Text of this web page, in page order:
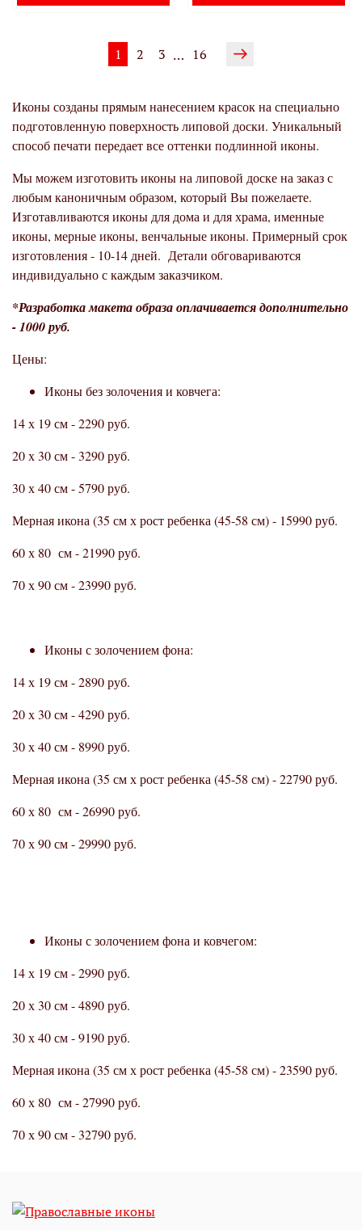
1 2 3 … 16
Иконы созданы прямым нанесением красок на специально
подготовленную поверхность липовой доски. Уникальный
способ печати передает все оттенки подлинной иконы.
Мы можем изготовить иконы на липовой доске на заказ с
любым каноничным образом, который Вы пожелаете.
Изготавливаются иконы для дома и для храма, именные
иконы, мерные иконы, венчальные иконы. Примерный срок
изготовления - 10-14 дней. Детали обговариваются
индивидуально с каждым заказчиком.
*Разработка макета образа оплачивается дополнительно
- 1000 руб.
Цены:
Иконы без золочения и ковчега:
14 х 19 см - 2290 руб.
20 х 30 см - 3290 руб.
30 х 40 см - 5790 руб.
Мерная икона (35 см х рост ребенка (45-58 см) - 15990 руб.
60 х 80 см - 21990 руб.
70 х 90 см - 23990 руб.
Иконы с золочением фона:
14 х 19 см - 2890 руб.
20 х 30 см - 4290 руб.
30 х 40 см - 8990 руб.
Мерная икона (35 см х рост ребенка (45-58 см) - 22790 руб.
60 х 80 см - 26990 руб.
70 х 90 см - 29990 руб.
Иконы с золочением фона и ковчегом:
14 х 19 см - 2990 руб.
20 х 30 см - 4890 руб.
30 х 40 см - 9190 руб.
Мерная икона (35 см х рост ребенка (45-58 см) - 23590 руб.
60 х 80 см - 27990 руб.
70 х 90 см - 32790 руб.